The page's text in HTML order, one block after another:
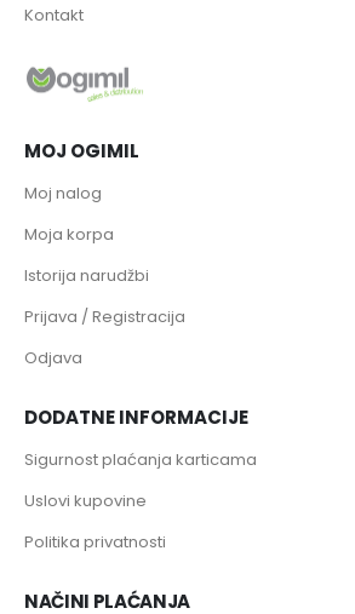
Kontakt
MOJ OGIMIL
Moj nalog
Moja korpa
Istorija narudžbi
Prijava / Registracija
Odjava
DODATNE INFORMACIJE
Sigurnost plaćanja karticama
Uslovi kupovine
Politika privatnosti
NAČINI PLAĆANJA